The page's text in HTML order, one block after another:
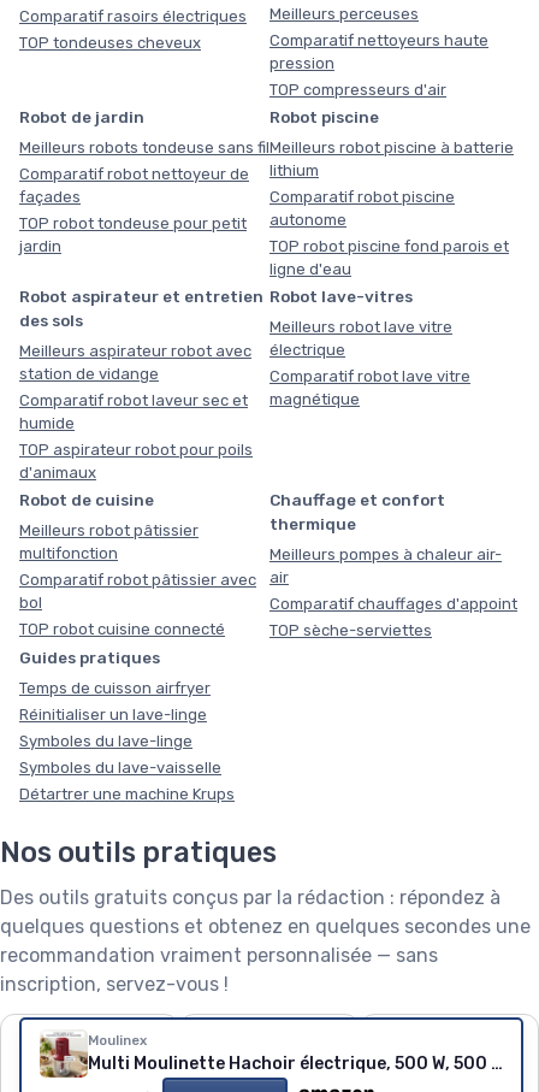
Moulinex
Multi Moulinette Hachoir électrique, 500 W, 500 ml, Émince, Hache, Mixe, 6 lames, 2 vitesses, Facile à utiliser, Compatible lave-vaisselle, Rouge, AT714G32 Rouge Rubis
Comparatif rasoirs électriques
TOP tondeuses cheveux
Meilleurs perceuses
Comparatif nettoyeurs haute
pression
TOP compresseurs d'air
Robot de jardin
Meilleurs robots tondeuse sans fil
Comparatif robot nettoyeur de
façades
TOP robot tondeuse pour petit
jardin
Robot piscine
Meilleurs robot piscine à batterie
lithium
Comparatif robot piscine
autonome
TOP robot piscine fond parois et
ligne d'eau
Robot aspirateur et entretien
des sols
Meilleurs aspirateur robot avec
station de vidange
Comparatif robot laveur sec et
humide
TOP aspirateur robot pour poils
d'animaux
Robot lave-vitres
Meilleurs robot lave vitre
électrique
Comparatif robot lave vitre
magnétique
Robot de cuisine
Meilleurs robot pâtissier
multifonction
Comparatif robot pâtissier avec
bol
TOP robot cuisine connecté
Chauffage et confort
thermique
Meilleurs pompes à chaleur air-
air
Comparatif chauffages d'appoint
TOP sèche-serviettes
Guides pratiques
Temps de cuisson airfryer
Réinitialiser un lave-linge
Symboles du lave-linge
Symboles du lave-vaisselle
Détartrer une machine Krups
Nos outils pratiques
Des outils gratuits conçus par la rédaction : répondez à
quelques questions et obtenez en quelques secondes une
recommandation vraiment personnalisée — sans
inscription, servez-vous !
❄️
Puissance de
Capacité de lave-
linge
Robot tondeuse : le